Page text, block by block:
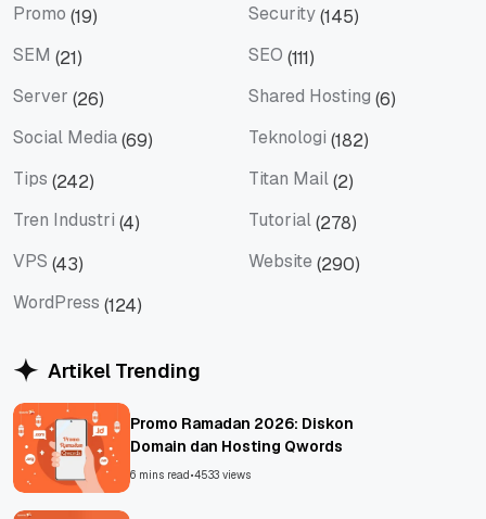
Promo (19) Security(145)
SEM (21) SEO (111)
Server (26) Shared Hosting (6)
Social Media(69) Teknologi (182)
Tips (242) Titan Mail(2)
Tren Industri (4) Tutorial(278)
VPS (43) Website (290)
WordPress (124)
Artikel Trending
Promo Ramadan 2026: Diskon
Domain dan Hosting Qwords
6 mins read•4533 views